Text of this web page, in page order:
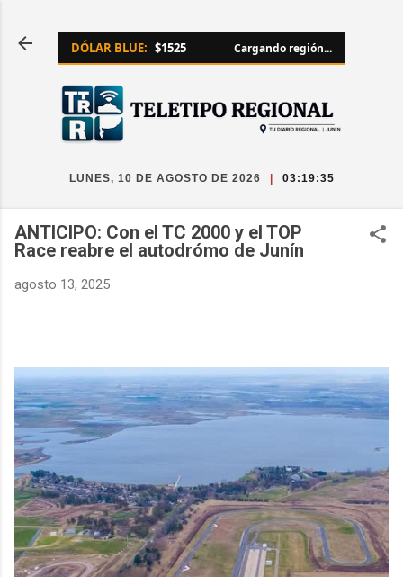
DÓLAR BLUE: $1525 Cargando región...
LUNES, 10 DE AGOSTO DE 2026 03:19:36
ANTICIPO: Con el TC 2000 y el TOP
Race reabre el autodrómo de Junín
agosto 13, 2025